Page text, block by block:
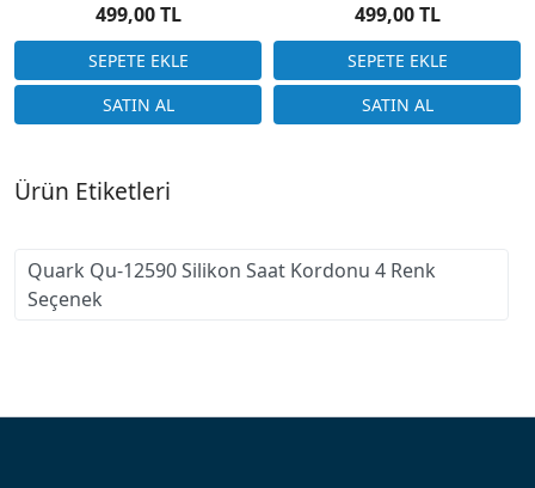
499,00 TL 499,00 TL
Ürün Etiketleri
Quark Qu-12590 Silikon Saat Kordonu 4 Renk
Seçenek